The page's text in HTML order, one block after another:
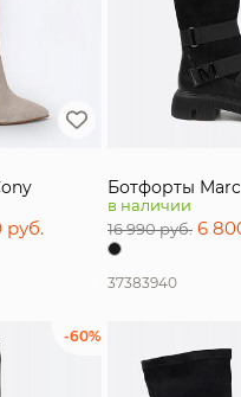
руб.
Ботфорты
в наличии
16 990 руб. 6
37383940
-60%